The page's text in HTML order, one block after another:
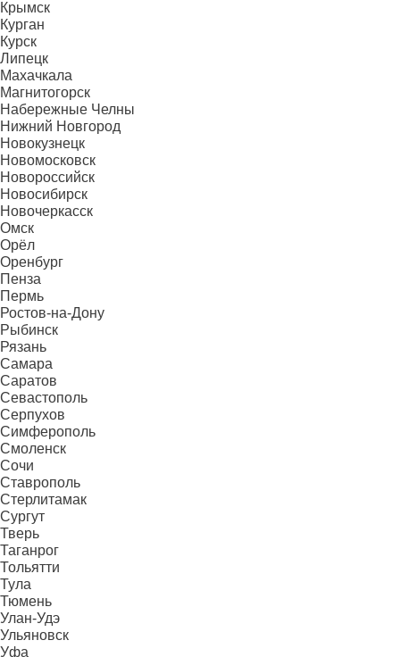
Крымск
Курган
Курск
Липецк
Махачкала
Магнитогорск
Набережные Челны
Нижний Новгород
Новокузнецк
Новомосковск
Новороссийск
Новосибирск
Новочеркасск
Омск
Орёл
Оренбург
Пенза
Пермь
Ростов-на-Дону
Рыбинск
Рязань
Самара
Саратов
Севастополь
Серпухов
Симферополь
Смоленск
Сочи
Ставрополь
Стерлитамак
Сургут
Тверь
Таганрог
Тольятти
Тула
Тюмень
Улан-Удэ
Ульяновск
Уфа